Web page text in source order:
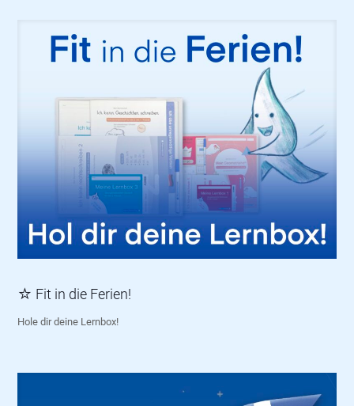
☆ Fit in die Ferien!
Hole dir deine Lernbox!